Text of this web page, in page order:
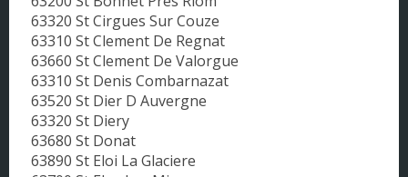
63320 St Cirgues Sur Couze
63310 St Clement De Regnat
63660 St Clement De Valorgue
63310 St Denis Combarnazat
63520 St Dier D Auvergne
63320 St Diery
63680 St Donat
63890 St Eloi La Glaciere